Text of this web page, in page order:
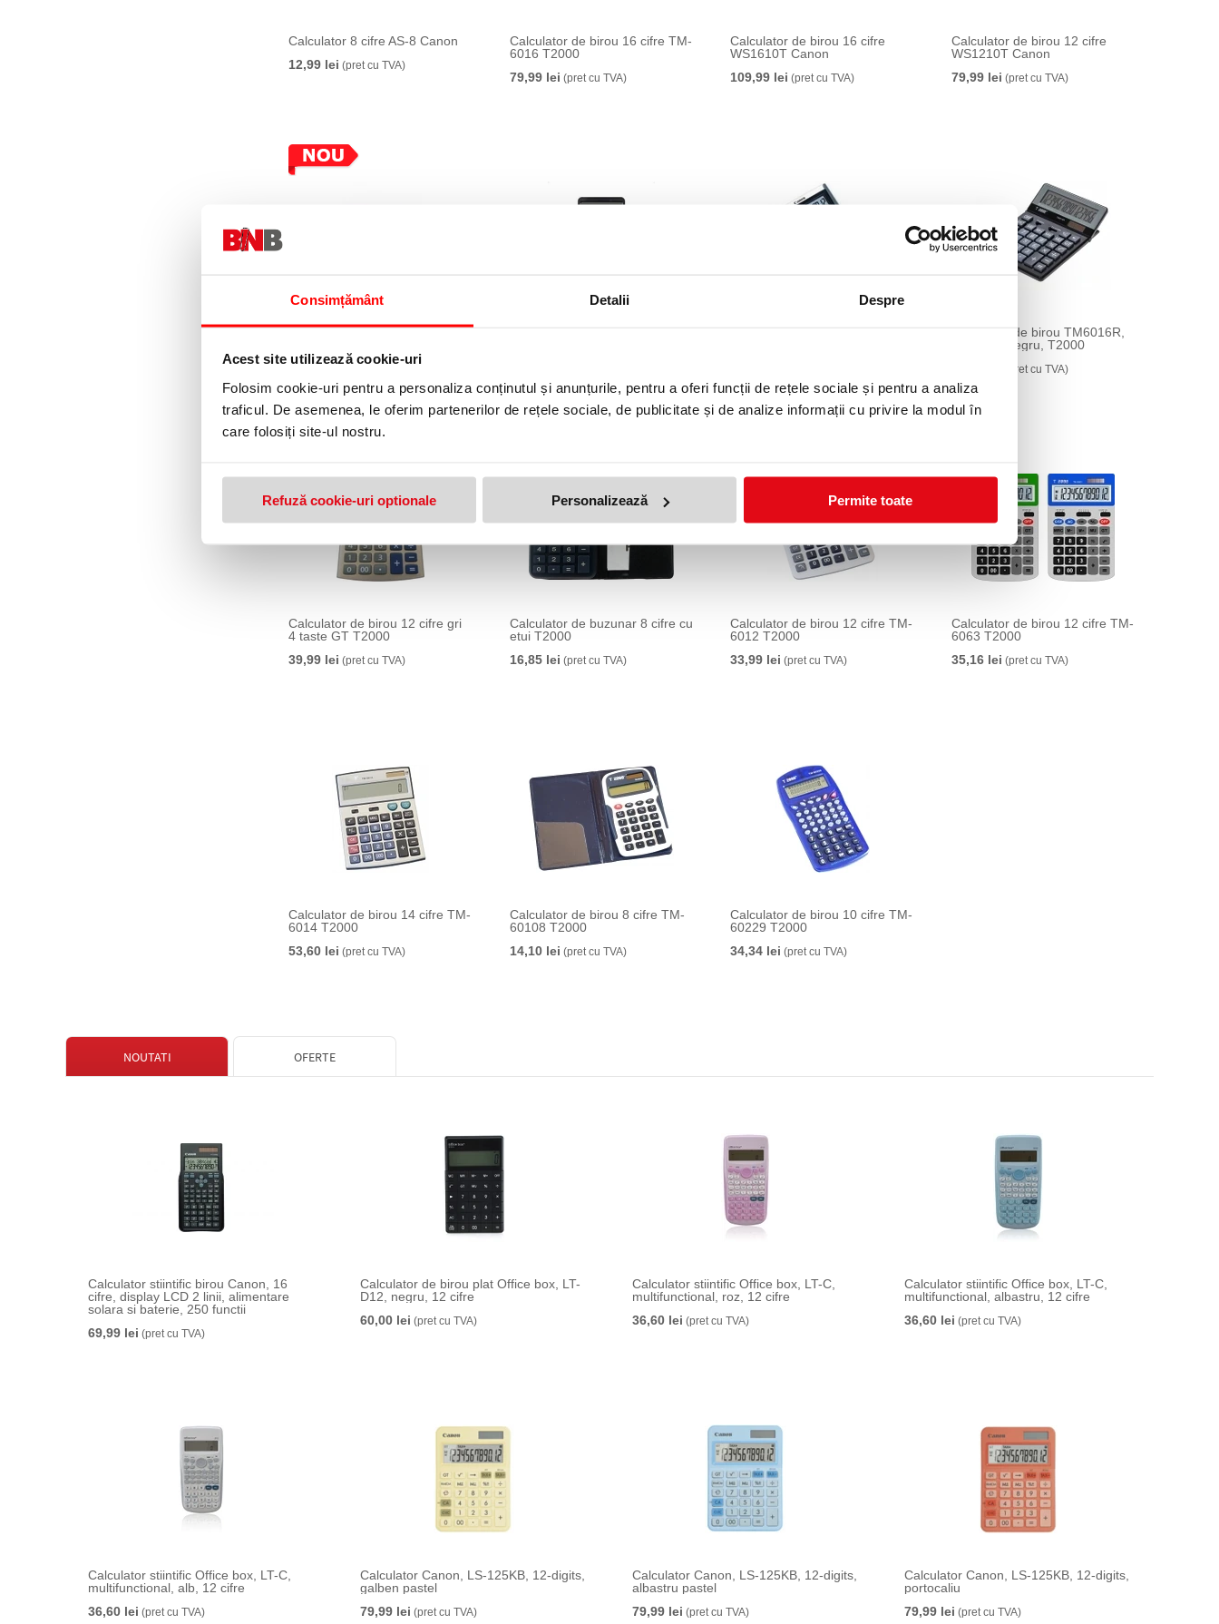
Consimțământ Detalii Despre
Acest site utilizează cookie-uri
Folosim cookie-uri pentru a personaliza conținutul și anunțurile, pentru a oferi funcții de rețele sociale și pentru a analiza
traficul. De asemenea, le oferim partenerilor de rețele sociale, de publicitate și de analize informații cu privire la modul în
care folosiți site-ul nostru.
Refuză cookie-uri optionale Personalizează Permite toate
Calculator 8 cifre AS-8 Canon
12,99 lei (pret cu TVA)
Calculator de birou 16 cifre TM-
6016 T2000
79,99 lei (pret cu TVA)
Calculator de birou 16 cifre
WS1610T Canon
109,99 lei (pret cu TVA)
Calculator de birou 12 cifre
WS1210T Canon
79,99 lei (pret cu TVA)
Calculator stiintific Office Box
culori, 12 cifre
36,60 lei (pret cu TVA)
Calculator de birou TM6016R,
16 digits, negru, T2000
(pret cu TVA)
Calculator de birou 12 cifre gri
4 taste GT T2000
39,99 lei (pret cu TVA)
Calculator de buzunar 8 cifre cu
etui T2000
16,85 lei (pret cu TVA)
Calculator de birou 12 cifre TM-
6012 T2000
33,99 lei (pret cu TVA)
Calculator de birou 12 cifre TM-
6063 T2000
35,16 lei (pret cu TVA)
Calculator de birou 14 cifre TM-
6014 T2000
53,60 lei (pret cu TVA)
Calculator de birou 8 cifre TM-
60108 T2000
14,10 lei (pret cu TVA)
Calculator de birou 10 cifre TM-
60229 T2000
34,34 lei (pret cu TVA)
NOUTATI OFERTE
Calculator stiintific birou Canon, 16
cifre, display LCD 2 linii, alimentare
solara si baterie, 250 functii
69,99 lei (pret cu TVA)
Calculator de birou plat Office box, LT-
D12, negru, 12 cifre
60,00 lei (pret cu TVA)
Calculator stiintific Office box, LT-C,
multifunctional, roz, 12 cifre
36,60 lei (pret cu TVA)
Calculator stiintific Office box, LT-C,
multifunctional, albastru, 12 cifre
36,60 lei (pret cu TVA)
Calculator stiintific Office box, LT-C,
multifunctional, alb, 12 cifre
36,60 lei (pret cu TVA)
Calculator Canon, LS-125KB, 12-digits,
galben pastel
79,99 lei (pret cu TVA)
Calculator Canon, LS-125KB, 12-digits,
albastru pastel
79,99 lei (pret cu TVA)
Calculator Canon, LS-125KB, 12-digits,
portocaliu
79,99 lei (pret cu TVA)